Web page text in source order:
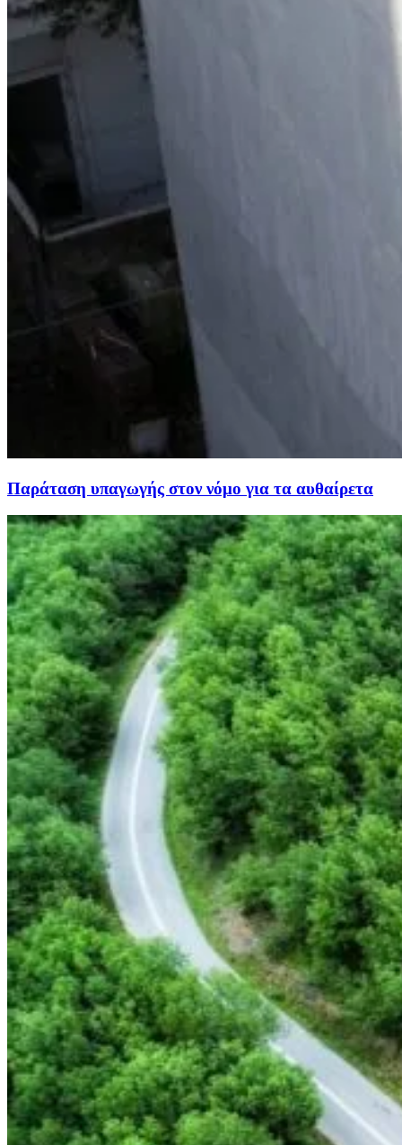
Παράταση υπαγωγής στον νόμο για τα αυθαίρετα